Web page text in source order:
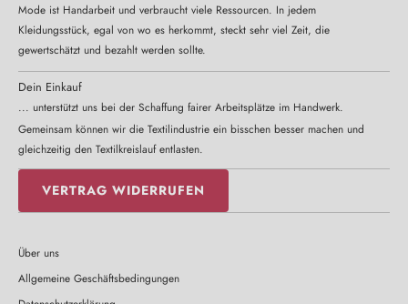
Mode ist Handarbeit und verbraucht viele Ressourcen. In jedem
Kleidungsstück, egal von wo es herkommt, steckt sehr viel Zeit, die
gewertschätzt und bezahlt werden sollte.
Dein Einkauf
... unterstützt uns bei der Schaffung fairer Arbeitsplätze im Handwerk.
Gemeinsam können wir die Textilindustrie ein bisschen besser machen und
gleichzeitig den Textilkreislauf entlasten.
VERTRAG WIDERRUFEN
Über uns
Allgemeine Geschäftsbedingungen